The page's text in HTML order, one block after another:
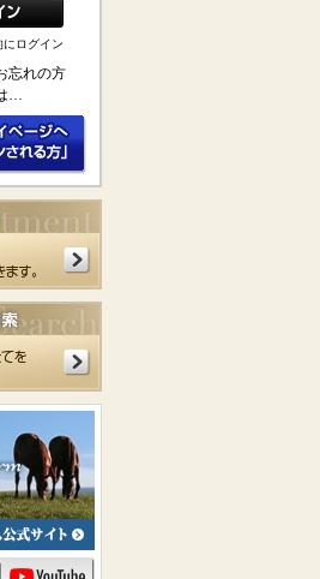
ログイン
忘れの方
…